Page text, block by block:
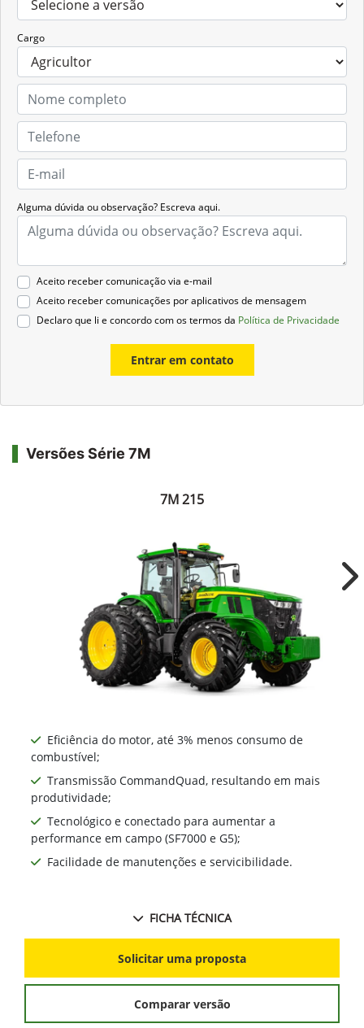
Cargo
Alguma dúvida ou observação? Escreva aqui.
Aceito receber comunicação via e-mail
Aceito receber comunicações por aplicativos de mensagem
Declaro que li e concordo com os termos da Política de Privacidade
Entrar em contato
Versões Série 7M
7M 215
Eficiência do motor, até 3% menos consumo de
combustível;
Transmissão CommandQuad, resultando em mais
produtividade;
Tecnológico e conectado para aumentar a
performance em campo (SF7000 e G5);
Facilidade de manutenções e servicibilidade.
FICHA TÉCNICA
Solicitar uma proposta
Comparar versão